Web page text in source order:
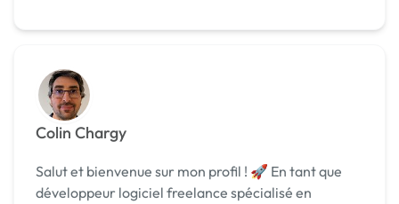
Colin Chargy
Salut et bienvenue sur mon profil ! 🚀 En tant que
développeur logiciel freelance spécialisé en